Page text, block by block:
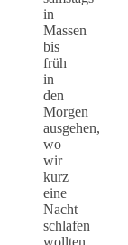
in
Massen
bis
früh
in
den
Morgen
ausgehen,
wo
wir
kurz
eine
Nacht
schlafen